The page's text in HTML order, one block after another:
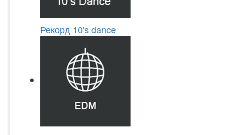
Рекорд 10's dance